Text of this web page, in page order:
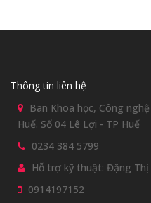
Thông tin liên hệ
Ban Khoa học, Công
Huế. Số 04 Lê Lợi - TP Huế
0234 384 5799
Hỗ trợ kỹ thuật: Đặng Thị
0914197152